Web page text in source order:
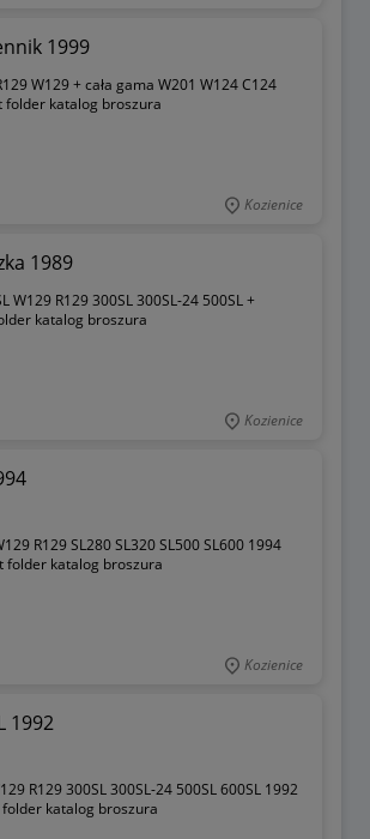
1999
W129 + cała gama W201 W124 C124
folder katalog broszura
Kozienice
1989
W129 R129 300SL 300SL-24 500SL +
katalog broszura
Kozienice
R129 SL280 SL320 SL500 SL600 1994
folder katalog broszura
Kozienice
1992
R129 300SL 300SL-24 500SL 600SL 1992
katalog broszura